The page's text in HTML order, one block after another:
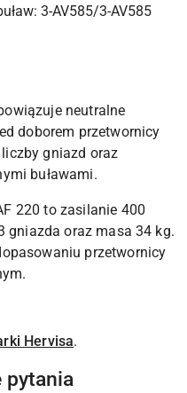
3-AV585/3-AV585
neutralne
doborem przetwornicy
gniazd oraz
buławami.
220 to zasilanie 400
gniazda oraz masa 34 kg.
przetwornicy
Hervisa.
pytania